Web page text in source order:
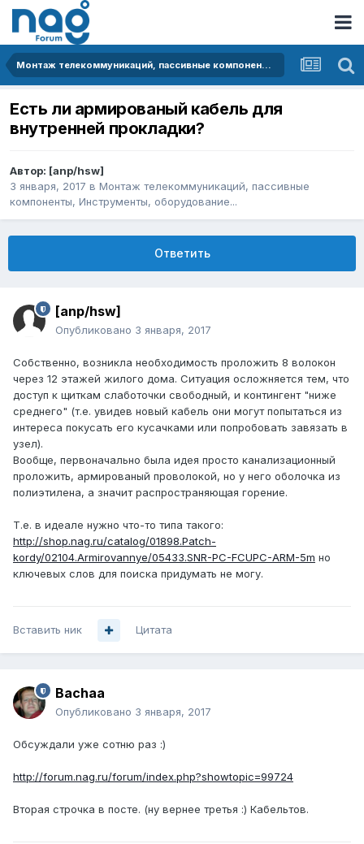
Монтаж телекоммуникаций, пассивные компоненты, Инструменты, оборудование...
Есть ли армированый кабель для
внутренней прокладки?
Автор: [anp/hsw]
3 января, 2017 в Монтаж телекоммуникаций, пассивные
компоненты, Инструменты, оборудование...
Ответить
[anp/hsw]
Опубликовано 3 января, 2017
Собственно, возникла необходимость проложить 8 волокон
через 12 этажей жилого дома. Ситуация осложняется тем, что
доступ к щиткам слаботочки свободный, и контингент "ниже
среднего" (т.е. увидев новый кабель они могут попытаться из
интереса покусать его кусачками или попробовать завязать в
узел).
Вообще, первоначально была идея просто канализационный
проложить, армированый проволокой, но у него оболочка из
полиэтилена, а значит распространяющая горение.
Т.е. в идеале нужно что-то типа такого:
http://shop.nag.ru/catalog/01898.Patch-
kordy/02104.Armirovannye/05433.SNR-PC-FCUPC-ARM-5m но
ключевых слов для поиска придумать не могу.
Вставить ник Цитата
Bachaa
Опубликовано 3 января, 2017
Обсуждали уже сотню раз :)
http://forum.nag.ru/forum/index.php?showtopic=99724
Вторая строчка в посте. (ну вернее третья :) Кабельтов.